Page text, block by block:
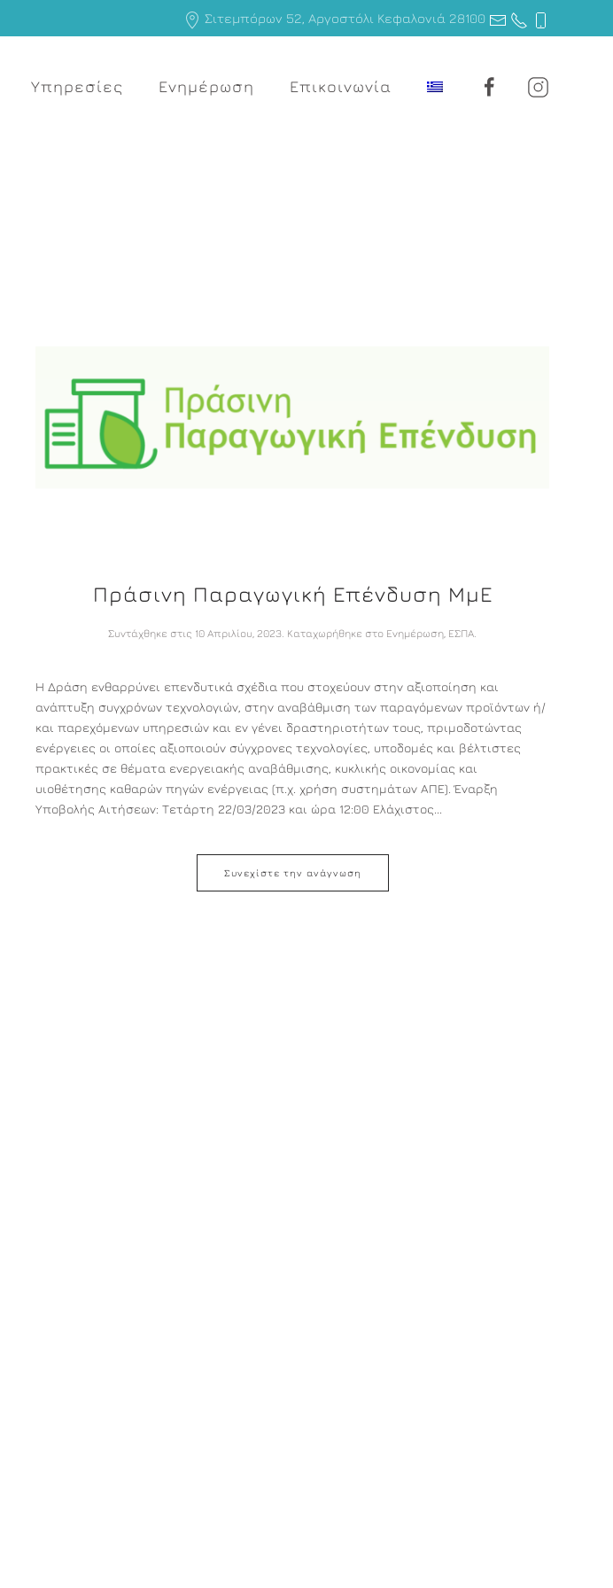
Σιτεμπόρων 52, Αργοστόλι Κεφαλονιά 28100
Υπηρεσίες Ενημέρωση Επικοινωνία
Πράσινη Παραγωγική Επένδυση ΜμΕ
Συντάχθηκε στις 10 Απριλίου, 2023. Καταχωρήθηκε στο Ενημέρωση, ΕΣΠΑ.
Η Δράση ενθαρρύνει επενδυτικά σχέδια που στοχεύουν στην αξιοποίηση και
ανάπτυξη συγχρόνων τεχνολογιών, στην αναβάθμιση των παραγόμενων προϊόντων ή/
και παρεχόμενων υπηρεσιών και εν γένει δραστηριοτήτων τους, πριμοδοτώντας
ενέργειες οι οποίες αξιοποιούν σύγχρονες τεχνολογίες, υποδομές και βέλτιστες
πρακτικές σε θέματα ενεργειακής αναβάθμισης, κυκλικής οικονομίας και
υιοθέτησης καθαρών πηγών ενέργειας (π.χ. χρήση συστημάτων ΑΠΕ). Έναρξη
Υποβολής Αιτήσεων: Τετάρτη 22/03/2023 και ώρα 12:00 Ελάχιστος...
Συνεχίστε την ανάγνωση